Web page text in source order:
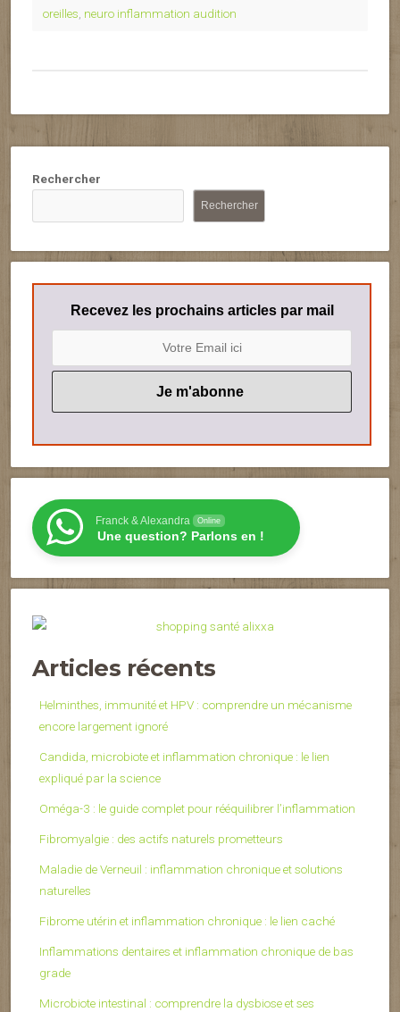
oreilles neuro inflammation audition
Rechercher
Rechercher
Recevez les prochains articles par mail
Franck & Alexandra Online
Une question? Parlons en !
Articles récents
Helminthes, immunité et HPV : comprendre un mécanisme
encore largement ignoré
Candida, microbiote et inflammation chronique : le lien
expliqué par la science
Oméga-3 : le guide complet pour rééquilibrer l’inflammation
Fibromyalgie : des actifs naturels prometteurs
Maladie de Verneuil : inflammation chronique et solutions
naturelles
Fibrome utérin et inflammation chronique : le lien caché
Inflammations dentaires et inflammation chronique de bas
grade
Microbiote intestinal : comprendre la dysbiose et ses